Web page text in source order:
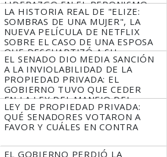
LIDERAZGO EN EL PERONISMO
LA HISTORIA REAL DE "ELIZE:
SOMBRAS DE UNA MUJER", LA
NUEVA PELÍCULA DE NETFLIX
SOBRE EL CASO DE UNA ESPOSA
QUE DESCUARTIZÓ A SU
MARIDO
EL SENADO DIO MEDIA SANCIÓN
A LA INVIOLABILIDAD DE LA
PROPIEDAD PRIVADA: EL
GOBIERNO TUVO QUE CEDER
EN LA LEY DEL MANEJO DEL
FUEGO
LEY DE PROPIEDAD PRIVADA:
QUÉ SENADORES VOTARON A
FAVOR Y CUÁLES EN CONTRA
EL GOBIERNO PERDIÓ LA